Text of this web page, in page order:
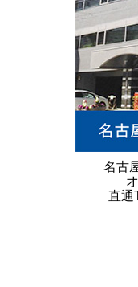
名古
直通